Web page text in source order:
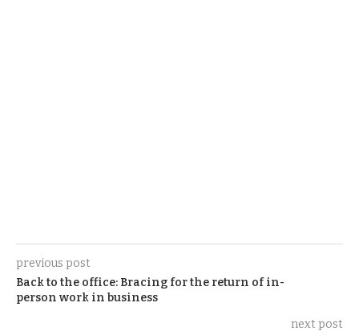
previous post
Back to the office: Bracing for the return of in-
person work in business
next post